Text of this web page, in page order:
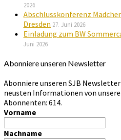
2026
Abschlusskonferenz
Dresden 27. Juni 2026
Einladung zum BW
Juni 2026
Abonniere unseren Newsletter
Abonniere unseren SJB
neusten Informationen von
Abonnenten: 614.
Vorname
Nachname